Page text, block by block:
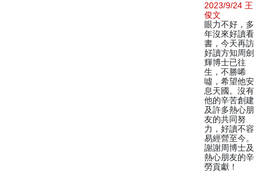
2023/9/24 王
俊文
眼力不好，多
年沒來好讀看
書，今天再訪
好讀方知周劍
輝博士已往
生，不勝唏
噓，希望他安
息天國。沒有
他的辛苦創建
及許多熱心朋
友的共同努
力，好讀不容
易經營至今。
謝謝周博士及
熱心朋友的辛
勞貢獻！